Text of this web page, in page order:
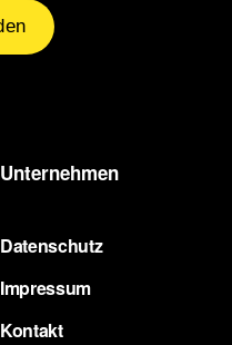
Unternehmen
Datenschutz
Impressum
Kontakt